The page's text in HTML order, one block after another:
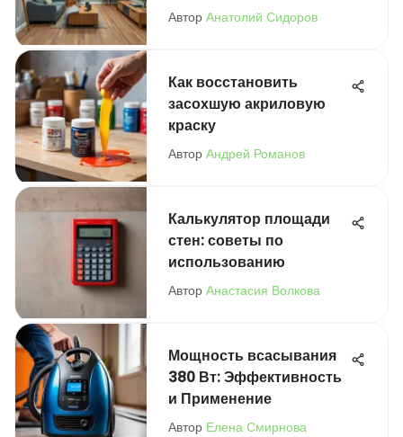
Автор Анатолий Сидоров
Как восстановить
засохшую акриловую
краску
Автор Андрей Романов
Калькулятор площади
стен: советы по
использованию
Автор Анастасия Волкова
Мощность всасывания
380 Вт: Эффективность
и Применение
Автор Елена Смирнова